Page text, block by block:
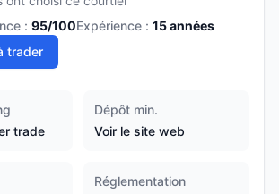
: 95/100Expérience : 15années
trader
trade
Dépôt min.
Voir le site web
Réglementation